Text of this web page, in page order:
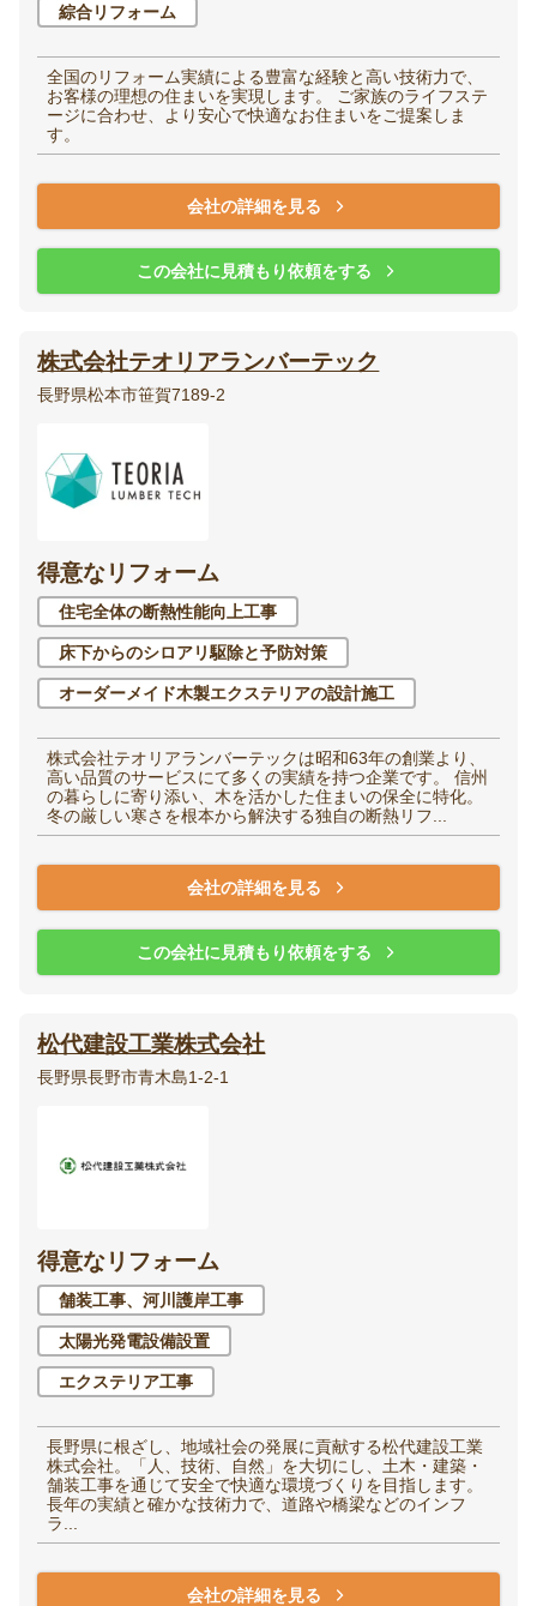
綜合リフォーム
全国のリフォーム実績による豊富な経験と高い技術力で、
お客様の理想の住まいを実現します。 ご家族のライフステ
ージに合わせ、より安心で快適なお住まいをご提案しま
す。
会社の詳細を見る
この会社に見積もり依頼をする
株式会社テオリアランバーテック
長野県松本市笹賀7189-2
得意なリフォーム
住宅全体の断熱性能向上工事
床下からのシロアリ駆除と予防対策
オーダーメイド木製エクステリアの設計施工
株式会社テオリアランバーテックは昭和63年の創業より、
高い品質のサービスにて多くの実績を持つ企業です。 信州
の暮らしに寄り添い、木を活かした住まいの保全に特化。
冬の厳しい寒さを根本から解決する独自の断熱リフ...
会社の詳細を見る
この会社に見積もり依頼をする
松代建設工業株式会社
長野県長野市青木島1-2-1
得意なリフォーム
舗装工事、河川護岸工事
太陽光発電設備設置
エクステリア工事
長野県に根ざし、地域社会の発展に貢献する松代建設工業
株式会社。「人、技術、自然」を大切にし、土木・建築・
舗装工事を通じて安全で快適な環境づくりを目指します。
長年の実績と確かな技術力で、道路や橋梁などのインフ
ラ...
会社の詳細を見る